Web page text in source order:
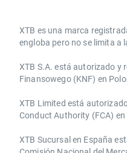
​​XTB es una marca
engloba pero no se limita a
XTB S.A.​ está autorizado y
Finansowego (KNF) ​en
XTB Limited ​está
Conduct Authority ​(FCA) en
XTB Sucursal en España